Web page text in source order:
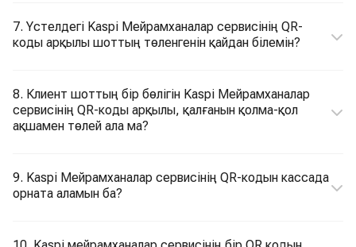
7. Үстелдегі Kaspi Мейрамханалар сервисінің QR-
коды арқылы шоттың төленгенін қайдан білемін?
8. Клиент шоттың бір бөлігін Kaspi Мейрамханалар
сервисінің QR-коды арқылы, қалғанын қолма-қол
ақшамен төлей ала ма?
9. Kaspi Мейрамханалар сервисінің QR-кодын кассада
орната аламын ба?